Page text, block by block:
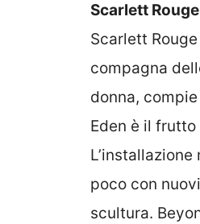
Scarlett
Scarlett
compagna
donna, compie
Eden è il
poco con
scultura.